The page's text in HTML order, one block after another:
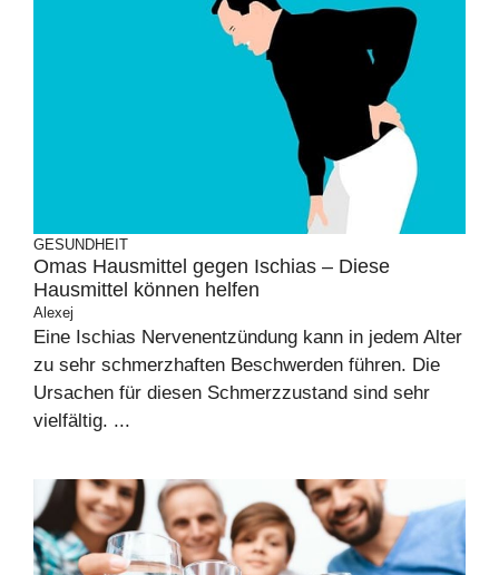
GESUNDHEIT
Omas Hausmittel gegen Ischias – Diese
Hausmittel können helfen
Alexej
Eine Ischias Nervenentzündung kann in jedem Alter
zu sehr schmerzhaften Beschwerden führen. Die
Ursachen für diesen Schmerzzustand sind sehr
vielfältig. ...